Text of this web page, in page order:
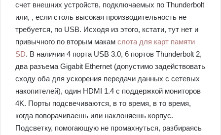
счет внешних устройств, подключаемых по Thunderbolt
или, , если столь высокая производительность не
требуется, по USB. Исходя из этого, кстати, тут нет и
привычного по вторым макам слота для карт памяти
SD. В наличии 4 порта USB 3.0, 6 портов Thunderbolt 2,
два разъема Gigabit Ethernet (допустимо задействовать
сходу оба для ускорения передачи данных с сетевых
накопителей), один HDMI 1.4 с поддержкой мониторов
4K. Порты подсвечиваются, в то время, в то время,
когда поворачиваешь или наклоняешь корпус.
Подсветку, помогающую не промахнуться, разбираясь